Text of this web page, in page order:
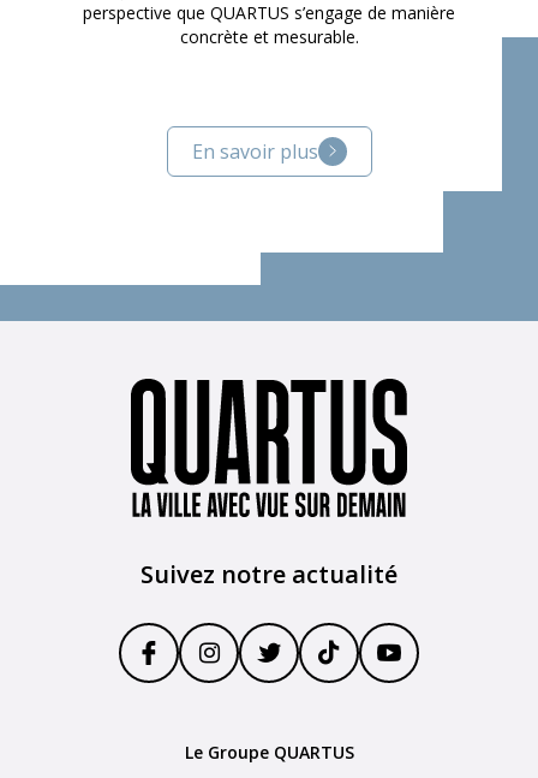
perspective que QUARTUS s’engage de manière
concrète et mesurable.
En savoir plus
Suivez notre actualité
Le Groupe QUARTUS